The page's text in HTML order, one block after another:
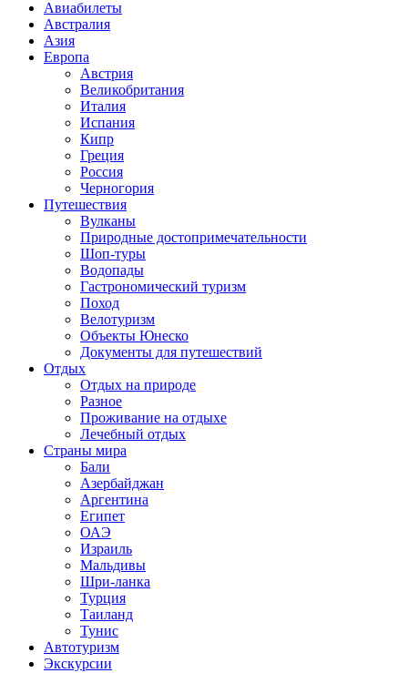
Авиабилеты
Австралия
Азия
Европа
Австрия
Великобритания
Италия
Испания
Кипр
Греция
Россия
Черногория
Путешествия
Вулканы
Природные достопримечательности
Шоп-туры
Водопады
Гастрономический туризм
Поход
Велотуризм
Объекты Юнеско
Документы для путешествий
Отдых
Отдых на природе
Разное
Проживание на отдыхе
Лечебный отдых
Страны мира
Бали
Азербайджан
Аргентина
Египет
ОАЭ
Израиль
Мальдивы
Шри-ланка
Турция
Таиланд
Тунис
Автотуризм
Экскурсии